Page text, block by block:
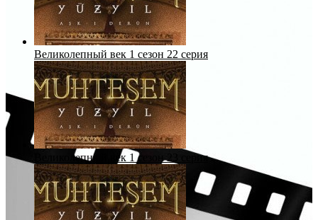
Великолепный век 1 сезон 22 серия
Великолепный век 1 сезон 23 серия